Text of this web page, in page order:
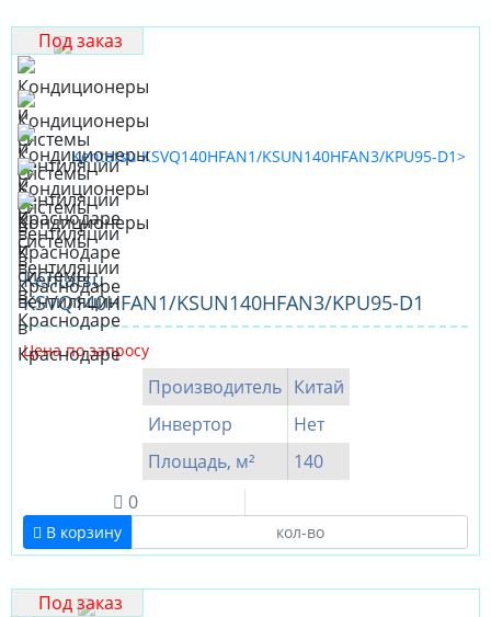
Под заказ
Kentatsu
KSVQ140HFAN1/KSUN140HFAN3/KPU95-D1
Цена по запросу
Производитель Китай
Инвертор
Нет
Площадь, м²
140
0
В корзину
Под заказ